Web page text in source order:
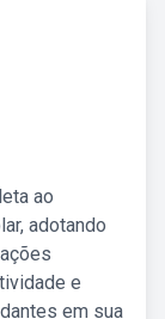
ao
adotando
e
em sua